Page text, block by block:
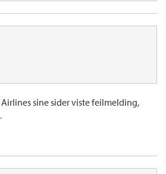
sine sider viste feilmelding,